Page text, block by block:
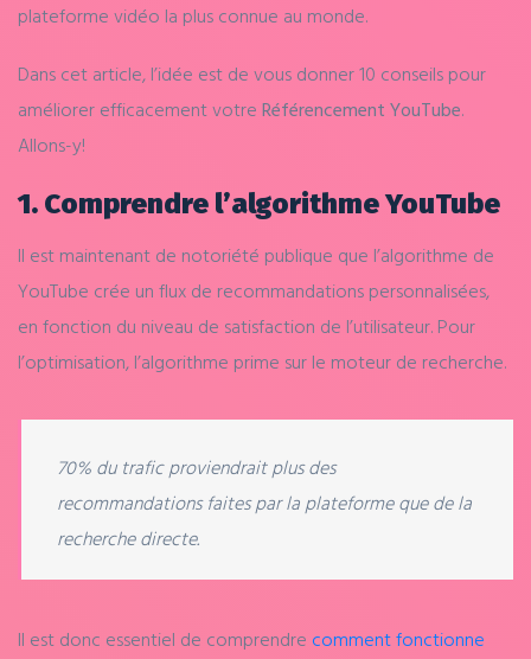
plateforme vidéo la plus connue au monde.
Dans cet article, l’idée est de vous donner 10 conseils pour
améliorer efficacement votre Référencement YouTube.
Allons-y!
1. Comprendre l’algorithme YouTube
Il est maintenant de notoriété publique que l’algorithme de
YouTube crée un flux de recommandations personnalisées,
en fonction du niveau de satisfaction de l’utilisateur. Pour
l’optimisation, l’algorithme prime sur le moteur de recherche.
70% du trafic proviendrait plus des
recommandations faites par la plateforme que de la
recherche directe.
Il est donc essentiel de comprendre comment fonctionne